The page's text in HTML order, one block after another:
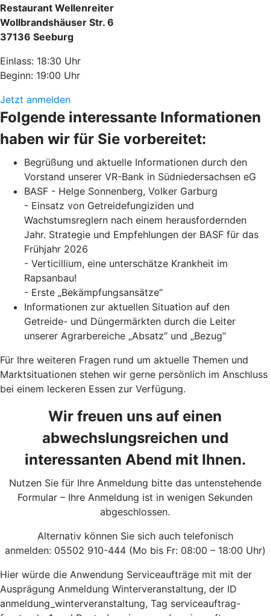
Restaurant Wellenreiter
Wollbrandshäuser Str. 6
37136 Seeburg
Einlass: 18:30 Uhr
Beginn: 19:00 Uhr
Jetzt anmelden
Folgende interessante Informationen
haben wir für Sie vorbereitet:
Begrüßung und aktuelle Informationen durch den
Vorstand unserer VR-Bank in Südniedersachsen eG
BASF - Helge Sonnenberg, Volker Garburg
- Einsatz von Getreidefungiziden und
Wachstumsreglern nach einem herausfordernden
Jahr. Strategie und Empfehlungen der BASF für das
Frühjahr 2026
- Verticillium, eine unterschätze Krankheit im
Rapsanbau!
- Erste „Bekämpfungsansätze“
Informationen zur aktuellen Situation auf den
Getreide- und Düngermärkten durch die Leiter
unserer Agrarbereiche „Absatz“ und „Bezug“
Für Ihre weiteren Fragen rund um aktuelle Themen und
Marktsituationen stehen wir gerne persönlich im Anschluss
bei einem leckeren Essen zur Verfügung.
Wir freuen uns auf einen
abwechslungsreichen und
interessanten Abend mit Ihnen.
Nutzen Sie für Ihre Anmeldung bitte das untenstehende
Formular – Ihre Anmeldung ist in wenigen Sekunden
abgeschlossen.
Alternativ können Sie sich auch telefonisch
anmelden: 05502 910-444 (Mo bis Fr: 08:00 – 18:00 Uhr)
Hier würde die Anwendung Serviceaufträge mit mit der
Ausprägung Anmeldung Winterveranstaltung, der ID
anmeldung_winterveranstaltung, Tag serviceauftrag-